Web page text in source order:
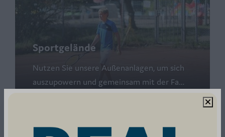
Sportgelände
Nutzen Sie unsere Außenanlagen, um sich
auszupowern und gemeinsam mit der Fa…